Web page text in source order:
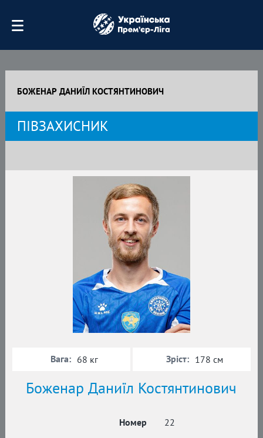
БОЖЕНАР ДАНИЇЛ КОСТЯНТИНОВИЧ
ПІВЗАХИСНИК
Боженар Даниїл Костянтинович
Номер
22
Вага: 68 кг Зріст: 178 см